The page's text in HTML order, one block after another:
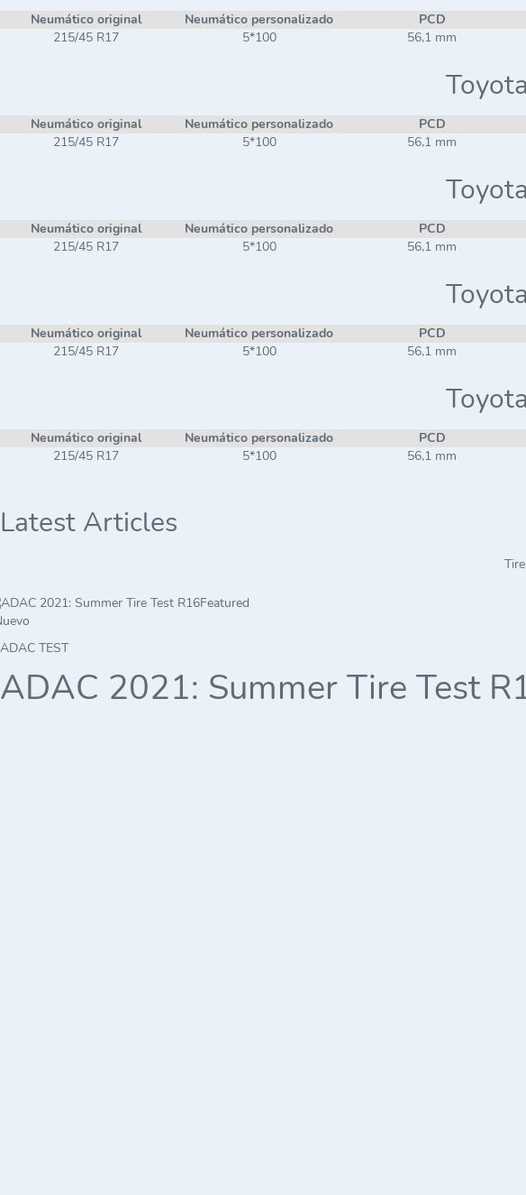
Neumático original Neumático personalizado PCD
215/45 R17
5*100 56,1 mm
Neumático original Neumático personalizado PCD
215/45 R17
5*100 56,1 mm
Neumático original Neumático personalizado PCD
215/45 R17
5*100 56,1 mm
Neumático original Neumático personalizado PCD
215/45 R17
5*100 56,1 mm
Neumático original Neumático personalizado PCD
215/45 R17
5*100 56,1 mm
Latest Articles
Featured
ADAC TEST
ADAC 2021: Summer Tire Test